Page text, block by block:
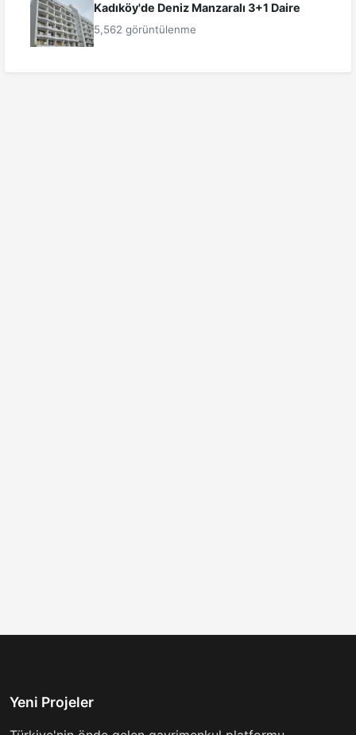
Kadıköy'de Deniz Manzaralı 3+1 Daire
5,562 görüntülenme
Yeni Projeler